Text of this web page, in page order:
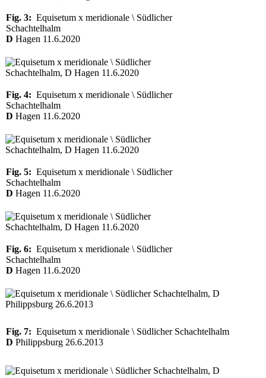
Fig. 3: Equisetum x meridionale \ Südlicher
Schachtelhalm
D Hagen 11.6.2020
Fig. 4: Equisetum x meridionale \ Südlicher
Schachtelhalm
D Hagen 11.6.2020
Fig. 5: Equisetum x meridionale \ Südlicher
Schachtelhalm
D Hagen 11.6.2020
Fig. 6: Equisetum x meridionale \ Südlicher
Schachtelhalm
D Hagen 11.6.2020
Fig. 7: Equisetum x meridionale \ Südlicher Schachtelhalm
D Philippsburg 26.6.2013